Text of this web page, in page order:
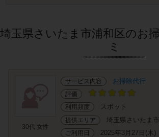
埼玉県さいたま市浦和区のお
ミ
30代 女性
サービス内容 お掃除代行
評価
利用頻度
スポット
提供エリア 埼玉県さいたま
ご利用日 2025年3月27日(木)